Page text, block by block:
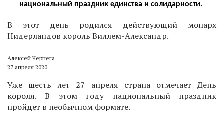
национальный праздник единства и солидарности.
В этот день родился действующий монарх
Нидерландов король Виллем-Александр.
Алексей Чернега
27 апреля 2020
Уже шесть лет 27 апреля страна отмечает День
короля. В этом году национальный праздник
пройдет в необычном формате.